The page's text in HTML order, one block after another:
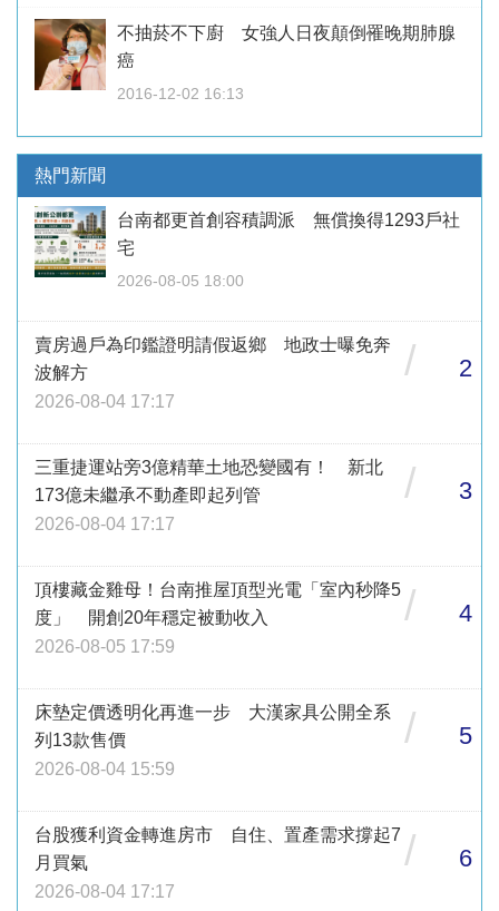
不抽菸不下廚 女強人日夜顛倒罹晚期肺腺
癌
2016-12-02 16:13
熱門新聞
台南都更首創容積調派 無償換得1293戶社
宅
2026-08-05 18:00
賣房過戶為印鑑證明請假返鄉 地政士曝免奔
波解方
2026-08-04 17:17
/ 2
三重捷運站旁3億精華土地恐變國有！ 新北
173億未繼承不動產即起列管
2026-08-04 17:17
/ 3
頂樓藏金雞母！台南推屋頂型光電「室內秒降5
度」 開創20年穩定被動收入
2026-08-05 17:59
/ 4
床墊定價透明化再進一步 大漢家具公開全系
列13款售價
2026-08-04 15:59
/ 5
台股獲利資金轉進房市 自住、置產需求撐起7
月買氣
2026-08-04 17:17
/ 6